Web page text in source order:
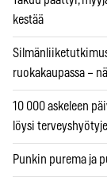
kestää
ruokakaupassa –
10 000 askeleen
löysi
Punkin purema ja